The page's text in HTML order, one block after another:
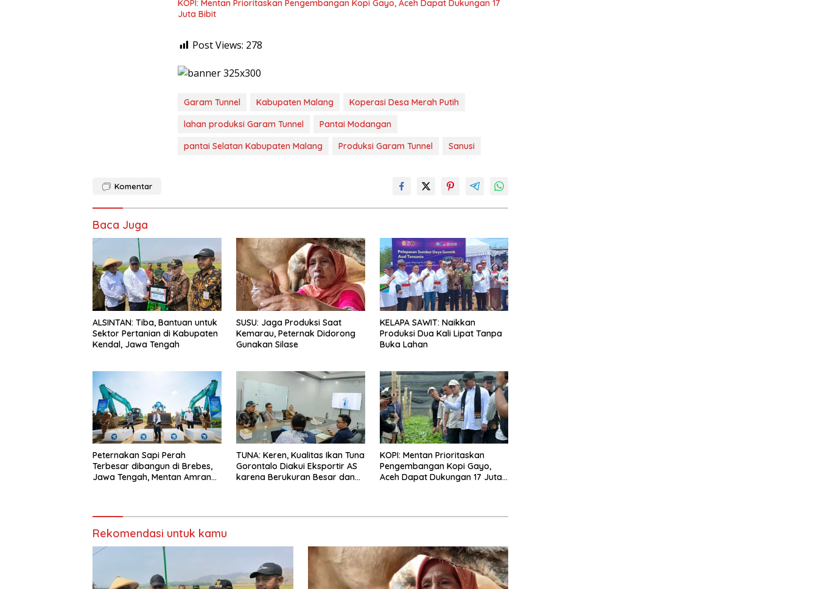
KOPI: Mentan Prioritaskan Pengembangan Kopi Gayo, Aceh Dapat Dukungan 17
Juta Bibit
Post Views: 278
Garam Tunnel Kabupaten Malang
Koperasi Desa Merah Putih
lahan produksi Garam Tunnel
Pantai Modangan
pantai Selatan Kabupaten Malang
Produksi Garam Tunnel Sanusi
Komentar
Baca Juga
ALSINTAN: Tiba, Bantuan untuk
Sektor Pertanian di Kabupaten
Kendal, Jawa Tengah
SUSU: Jaga Produksi Saat
Kemarau, Peternak Didorong
Gunakan Silase
KELAPA SAWIT: Naikkan
Produksi Dua Kali Lipat Tanpa
Buka Lahan
Peternakan Sapi Perah
Terbesar dibangun di Brebes,
Jawa Tengah, Mentan Amran
TUNA: Keren, Kualitas Ikan Tuna
Gorontalo Diakui Eksportir AS
karena Berukuran Besar dan
KOPI: Mentan Prioritaskan
Pengembangan Kopi Gayo,
Aceh Dapat Dukungan 17 Juta
Rekomendasi untuk kamu